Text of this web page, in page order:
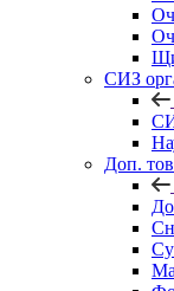
СИЗ
Доп.